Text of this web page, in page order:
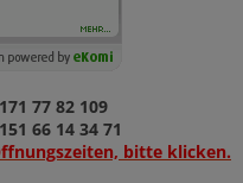
82 109
14 34 71
bitte klicken.